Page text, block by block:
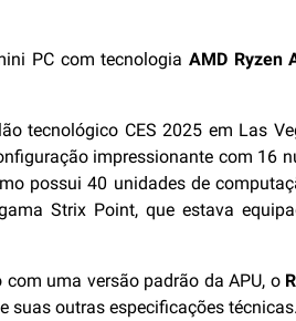
PC com tecnologiaAMD Ryzen
tecnológico CES 2025 em Las
impressionante com 16
possui 40 unidades de
Strix Point, que estava
uma versão padrão da APU, o
suas outras especificações técnicas.